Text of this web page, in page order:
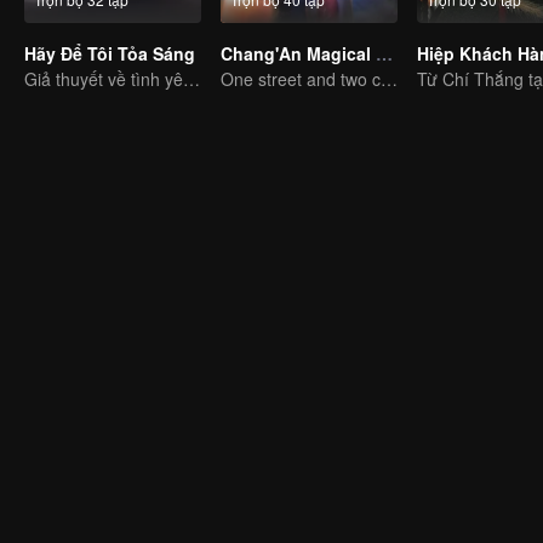
Hãy Để Tôi Tỏa Sáng
Giả thuyết về tình yêu đích thực của Triệu Lộ Tư và Trần Vỹ Đình
Chang'An Magical Street
One street and two circles, alternating day and night.